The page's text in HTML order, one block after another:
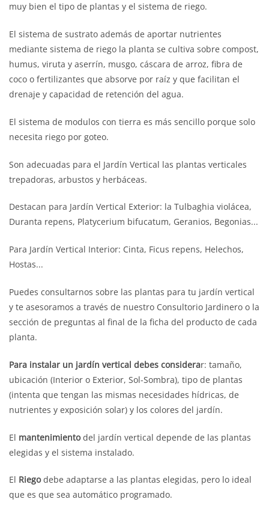
muy bien el tipo de plantas y el sistema de riego.
El sistema de sustrato además de aportar nutrientes
mediante sistema de riego la planta se cultiva sobre compost,
humus, viruta y aserrín, musgo, cáscara de arroz, fibra de
coco o fertilizantes que absorve por raíz y que facilitan el
drenaje y capacidad de retención del agua.
El sistema de modulos con tierra es más sencillo porque solo
necesita riego por goteo.
Son adecuadas para el Jardín Vertical las plantas verticales
trepadoras, arbustos y herbáceas.
Destacan para Jardín Vertical Exterior: la Tulbaghia violácea,
Duranta repens, Platycerium bifucatum, Geranios, Begonias...
Para Jardín Vertical Interior: Cinta, Ficus repens, Helechos,
Hostas...
Puedes consultarnos sobre las plantas para tu jardín vertical
y te asesoramos a través de nuestro Consultorio Jardinero o la
sección de preguntas al final de la ficha del producto de cada
planta.
Para instalar un jardín vertical debes considerar: tamaño,
ubicación (Interior o Exterior, Sol-Sombra), tipo de plantas
(intenta que tengan las mismas necesidades hídricas, de
nutrientes y exposición solar) y los colores del jardín.
El mantenimientodel jardín vertical depende de las plantas
elegidas y el sistema instalado.
El Riegodebe adaptarse a las plantas elegidas, pero lo ideal
que es que sea automático programado.